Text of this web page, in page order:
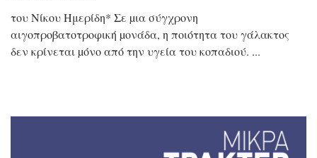
τoυ Νίκου Ημερίδη* Σε µια σύγχρονη
αιγοπροβατοτροφική µονάδα, η ποιότητα του γάλακτος
δεν κρίνεται µόνο από την υγεία του κοπαδιού.